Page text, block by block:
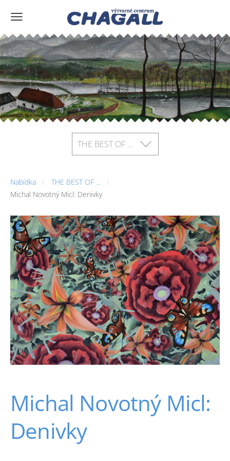
THE BEST OF ...
Nabídka
THE BEST OF ...
Michal Novotný Micl: Denivky
Michal Novotný Micl:
Denivky